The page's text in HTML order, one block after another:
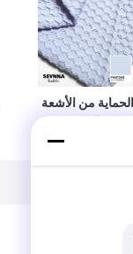
الحماية من الأشعة
المطبوعة النسيج